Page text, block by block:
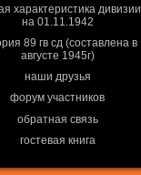
характеристика дивизии
на 01.11.1942
89 гв сд (составлена в
августе 1945г)
наши друзья
форум участников
обратная связь
гостевая книга